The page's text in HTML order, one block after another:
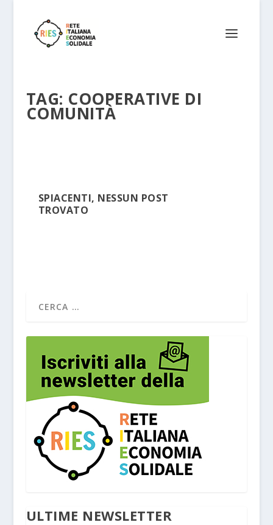
TAG: COOPERATIVE DI
COMUNITÀ
SPIACENTI, NESSUN POST
TROVATO
ULTIME NEWSLETTER